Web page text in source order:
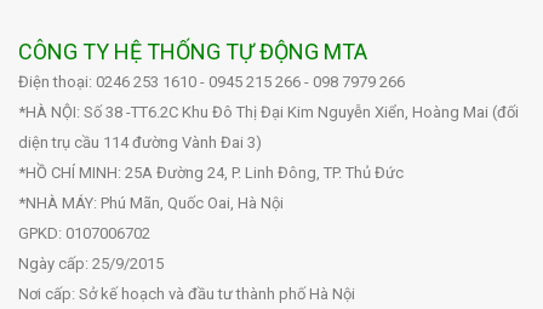
CÔNG TY HỆ THỐNG TỰ ĐỘNG MTA
Điện thoại: 0246 253 1610 - 0945 215 266 - 098 7979 266
*HÀ NỘI: Số 38 -TT6.2C Khu Đô Thị Đại Kim Nguyễn Xiển, Hoàng Mai (đối
diện trụ cầu 114 đường Vành Đai 3)
*HỒ CHÍ MINH: 25A Đường 24, P. Linh Đông, TP. Thủ Đức
*NHÀ MÁY: Phú Mãn, Quốc Oai, Hà Nội
GPKD: 0107006702
Ngày cấp: 25/9/2015
Nơi cấp: Sở kế hoạch và đầu tư thành phố Hà Nội